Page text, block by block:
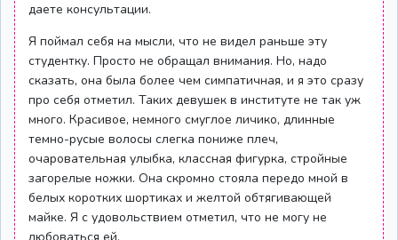
даете консультации.
Я поймал себя на мысли, что не видел раньше эту
студентку. Просто не обращал внимания. Но, надо
сказать, она была более чем симпатичная, и я это сразу
про себя отметил. Таких девушек в институте не так уж
много. Красивое, немного смуглое личико, длинные
темно-русые волосы слегка пониже плеч,
очаровательная улыбка, классная фигурка, стройные
загорелые ножки. Она скромно стояла передо мной в
белых коротких шортиках и желтой обтягивающей
майке. Я с удовольствием отметил, что не могу не